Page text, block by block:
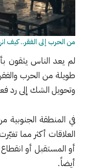
الفقر.. كيف انهارت
يثقون بأحد،
الحرب والفقر
إلى رد فعل يومي
الجنوبية من سوريا
أكثر مما تغيّرت
أو انقطاع